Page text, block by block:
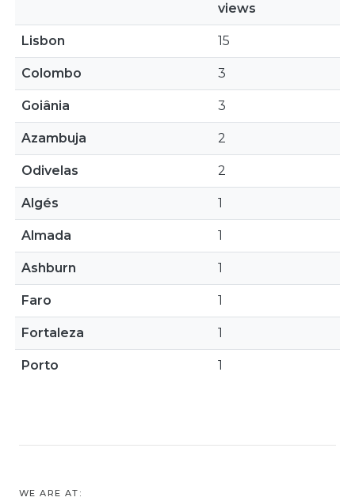
views
Lisbon 15
Colombo 3
Goiânia 3
Azambuja 2
Odivelas 2
Algés 1
Almada 1
Ashburn 1
Faro 1
Fortaleza 1
Porto 1
WE ARE AT: